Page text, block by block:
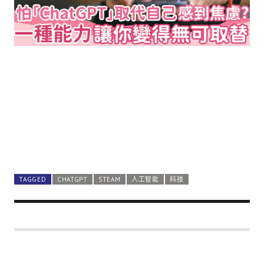
TAGGED CHATGPT STEAM 人工智能 科技